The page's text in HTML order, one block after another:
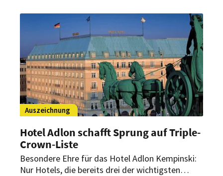
das die Ausbildungsqualität und das
Engagement für junge Nachwuchskräfte
Auszeichnung
Hotel Adlon schafft Sprung auf Triple-
Crown-Liste
Besondere Ehre für das Hotel Adlon Kempinski:
Nur Hotels, die bereits drei der wichtigsten